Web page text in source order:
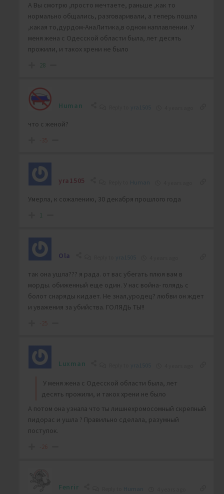
А Вы смотрю ,просто мечтаете, раньше ,как то
нормально общались, разговаривали, а теперь пошла
,какая то,дурдом-АнаЛитика,в одном наплавлении. У
меня жена с Одесской области была, лет десять
прожили, и такох хрени не было
28
Human yra1505
что с женой?
-35
yra1505 Human
Умерла, к сожалению, 30 декабря прошлого года
1
Ola yra1505
так она ушла??? я рада. от вас убегать плюя вам в
морды. обиженный еще один. У нас война- голядь с
болот снаряды кидает. Не знал,уродец? любви он ждет
и уважения за убийства. ГОЛЯДЬ ТЫ!!
-25
Luxman yra1505
У меня жена с Одесской области была, лет
десять прожили, и такох хрени не было
А потом она узнала что ты лишнехромосомный скрепный
пидорас и ушла ? Правильно сделала, разумный
поступок.
-26
Fenrir Human